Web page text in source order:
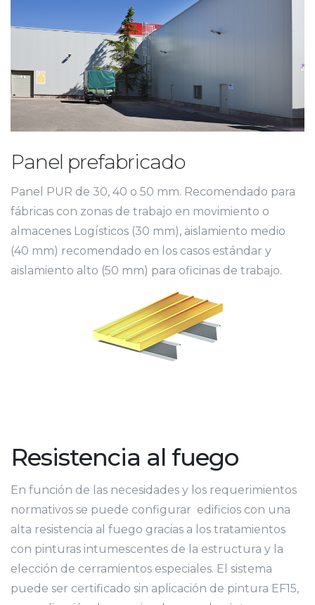
Panel prefabricado
Panel PUR de 30, 40 o 50 mm. Recomendado para
fábricas con zonas de trabajo en movimiento o
almacenes Logísticos (30 mm), aislamiento medio
(40 mm) recomendado en los casos estándar y
aislamiento alto (50 mm) para oficinas de trabajo.
Resistencia al fuego
En función de las necesidades y los requerimientos
normativos se puede configurar edificios con una
alta resistencia al fuego gracias a los tratamientos
con pinturas intumescentes de la estructura y la
elección de cerramientos especiales. El sistema
puede ser certificado sin aplicación de pintura EF15,